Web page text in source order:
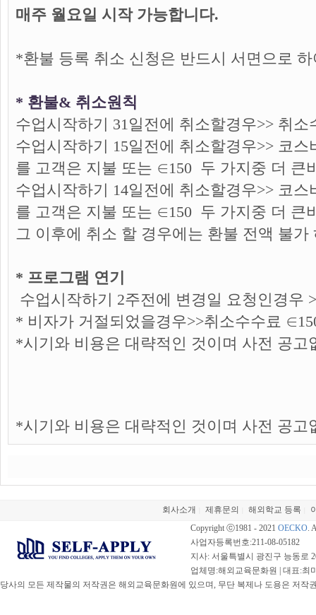
매주 월요일 시작 가능합니다.
*환불 등록 취소 신청은 반드시 서면으로
* 환불& 취소원칙
수업시작하기 31일전에 취소할경우>> 취
수업시작하기 15일전에 취소할경우>> 코스
를 고객은 지불 또는 ∈150 두 가지중 더 큰
수업시작하기 14일전에 취소할경우>> 코스
를 고객은 지불 또는 ∈150 두 가지중 더 큰
그 이후에 취소 할 경우에는 환불 전액 불
* 프로그램 연기
수업시작하기 2주전에 변경일 요청인경우
* 비자가 거절되었을경우>>취소수수료
*시기와 비용은 대략적인 것이며 사전 공고
*시기와 비용은 대략적인 것이며 사전 공고
회사소개 제휴문의 해외학교 등록
Copyright ⓒ1981 - 2021 OECKO.
사업자등록번호:211-08-05182
지사: 서울특별시 광진구 능동로
업체명:해외교육문화원 | 대표:최
당사의 모든 제작물의 저작권은 해외교육문화원에 있으며, 무단 복제나 도용은 저